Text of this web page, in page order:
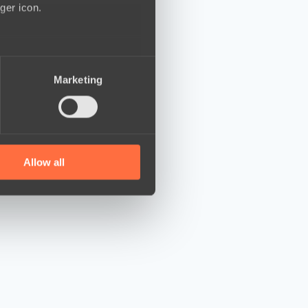
icon.
who may combine it with
Marketing
Allow all